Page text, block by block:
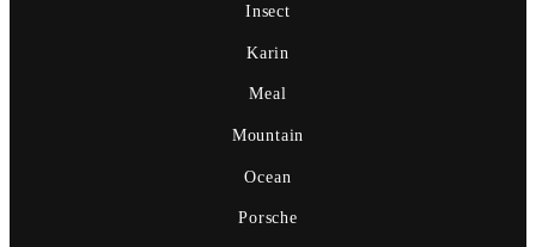
Insect
Karin
Meal
Mountain
Ocean
Porsche